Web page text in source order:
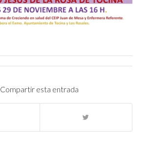
Compartir esta entrada